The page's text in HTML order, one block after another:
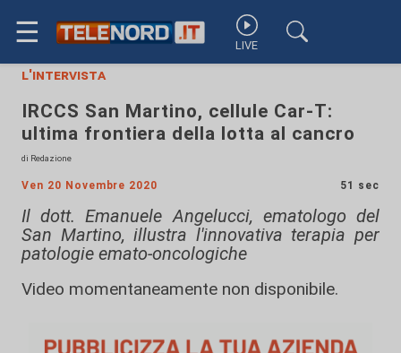
☰ LIVE
l'intervista
IRCCS San Martino, cellule Car-T:
ultima frontiera della lotta al cancro
di Redazione
Ven 20 Novembre 2020 51 sec
Il dott. Emanuele Angelucci, ematologo del
San Martino, illustra l'innovativa terapia per
patologie emato-oncologiche
Video momentaneamente non disponibile.